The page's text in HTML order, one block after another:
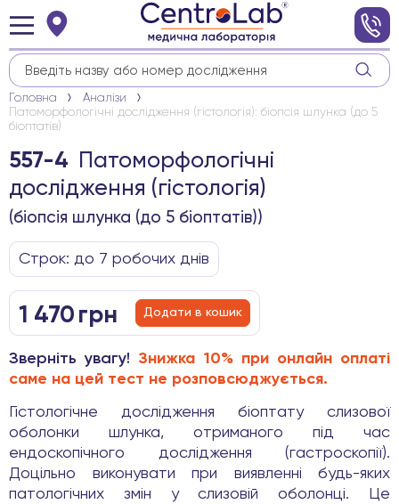
Головна
Аналізи
Патоморфологічні дослідження (гістологія): біопсія шлунка (до 5
біоптатів)
557-4
Патоморфологічні
дослідження (гістологія)
(біопсія шлунка (до 5 біоптатів))
Строк: до 7 робочих днів
1 470 грн Додати в кошик
Зверніть увагу! Знижка 10% при онлайн оплаті
саме на цей тест не розповсюджується.
Гістологічне дослідження біоптату слизової
оболонки шлунка, отриманого під час
ендоскопічного дослідження (гастроскопії).
Доцільно виконувати при виявленні будь-яких
патологічних змін у слизовій оболонці. Це